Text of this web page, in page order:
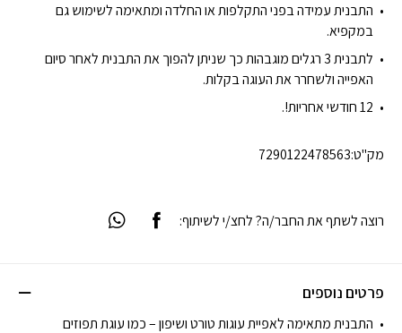
התבנית עמידה בפני התקלפות או החלדה ומתאימה לשימוש גם
במקפיא.
לתבנית 3 רגלים מוגבהות כך שניתן להפוך את התבנית לאחר סיום
האפייה ולשחרר את העוגה בקלות.
12 חודשי אחריות!.
מק"ט:7290122478563
פרטים נוספים
התבנית מתאימה לאפיית עוגות טורט ושיפון – כמו עוגת תפוזים
רוצה לשתף את החבר/ה? לחצ/י לשיתוף: